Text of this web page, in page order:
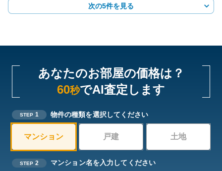
次の5件を見る
あなたのお部屋の価格は？
60秒でAI査定します
STEP 1 物件の種類を選択してください
マンション 戸建 土地
STEP 2 マンション名を入力してください